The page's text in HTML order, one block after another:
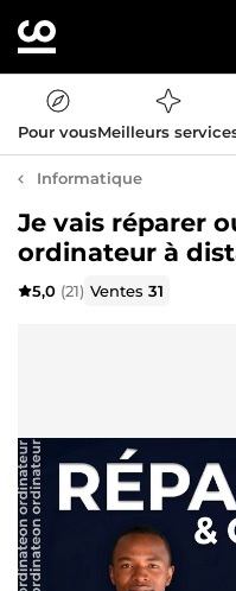
Pour vousMeilleurs
Informatique
Je vais réparer
ordinateur à
5,0 (21) Ventes31